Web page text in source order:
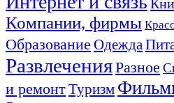
Компании, фирмы
Образование Одежда
РазвлеченияРазное
и ремонтТуризм